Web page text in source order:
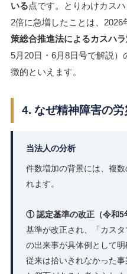
いる点です。とりわけカス
2倍に急増したことは、2026
策総合推進法によるカスハ
5月20日・6月8日号で解説
徴的といえます。
4. なぜ精神障害の
当法人の分析
件数増加の背景には、複
れます。
① 認定基準の改正（令和5
基準が改正され、「カス
の出来事が具体例として明
従来は拾いきれなかった